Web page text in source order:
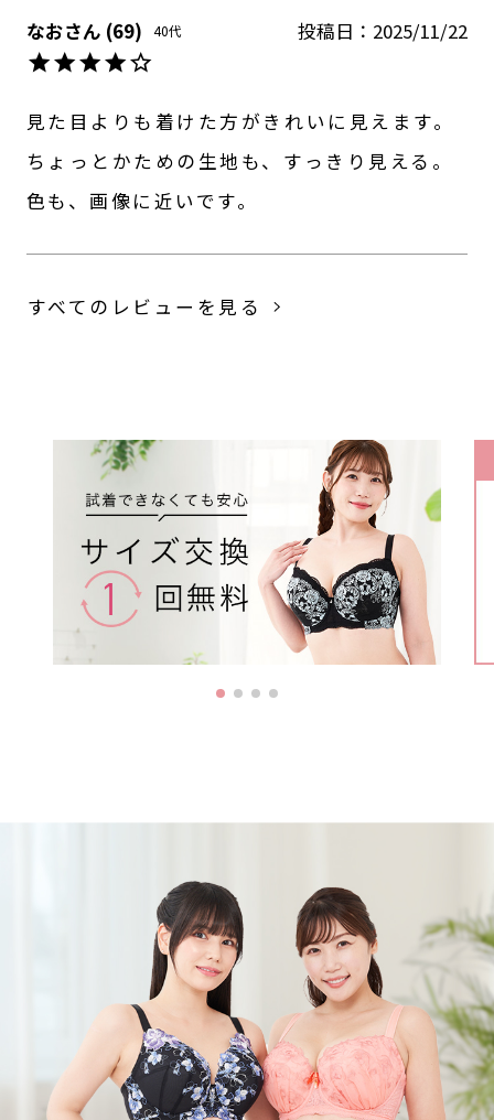
なお 69 40代 投稿日 2025/11/22
見た目よりも着けた方がきれいに見えます。
ちょっとかための生地も、すっきり見える。
色も、画像に近いです。
すべてのレビューを見る